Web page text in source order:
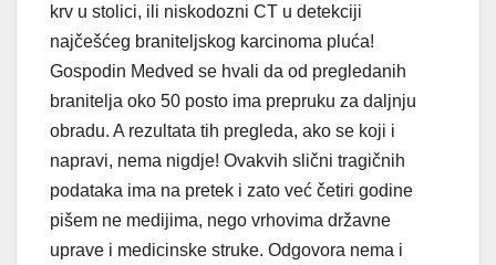
krv u stolici, ili niskodozni CT u detekciji
najčešćeg braniteljskog karcinoma pluća!
Gospodin Medved se hvali da od pregledanih
branitelja oko 50 posto ima prepruku za daljnju
obradu. A rezultata tih pregleda, ako se koji i
napravi, nema nigdje! Ovakvih slični tragičnih
podataka ima na pretek i zato već četiri godine
pišem ne medijima, nego vrhovima državne
uprave i medicinske struke. Odgovora nema i